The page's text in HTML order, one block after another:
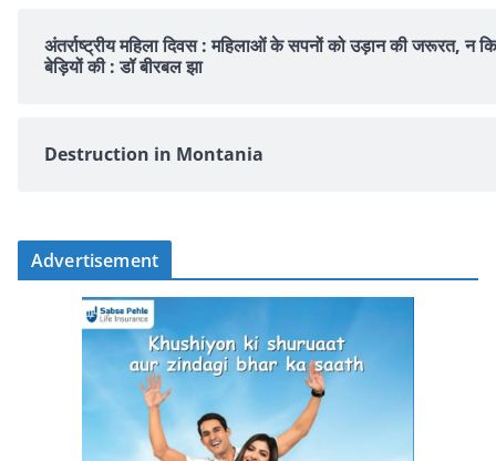
अंतर्राष्ट्रीय महिला दिवस : महिलाओं के सपनों को उड़ान की जरूरत, न कि
बेड़ियों की : डॉ बीरबल झा
Destruction in Montania
Advertisement